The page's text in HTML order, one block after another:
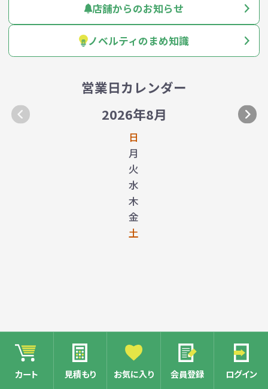
カート 見積もり お気に入り 会員登録 ログイン
店舗からのお知らせ
ノベルティのまめ知識
営業日カレンダー
2026年8月
日
月
火
水
木
金
土